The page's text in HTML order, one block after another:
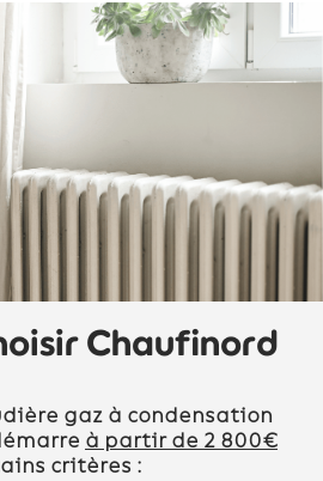
Chaufinord
gaz à condensation
à partir de 2 800€
critères :